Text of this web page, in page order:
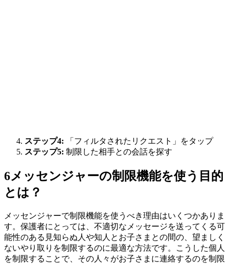
ステップ4: 「フィルタされたリクエスト」をタップ
ステップ5: 制限した相手との会話を探す
6メッセンジャーの制限機能を使う目的
とは？
メッセンジャーで制限機能を使うべき理由はいくつかありま
す。保護者にとっては、不適切なメッセージを送ってくる可
能性のある見知らぬ人や知人とお子さまとの間の、望ましく
ないやり取りを制限するのに最適な方法です。こうした個人
を制限することで、その人々がお子さまに連絡するのを制限